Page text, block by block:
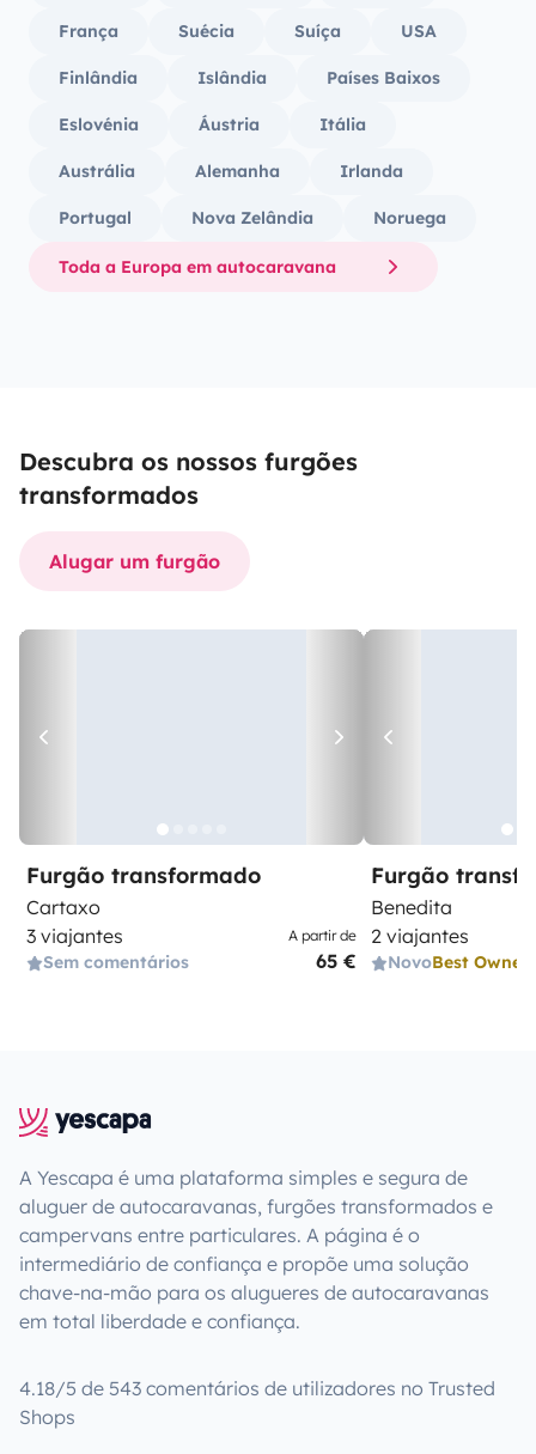
França Suécia Suíça USA
Finlândia Islândia Países Baixos
Eslovénia Áustria Itália
Austrália Alemanha Irlanda
Portugal Nova Zelândia Noruega
Toda a Europa em autocaravana
Descubra os nossos furgões
transformados
Alugar um furgão
Furgão transformado
Cartaxo
3 viajantes
Sem comentários
A partir de
65 €
Furgão
Benedita
2 viajantes
NovoBest Owner
A Yescapa é uma plataforma simples e segura de
aluguer de autocaravanas, furgões transformados e
campervans entre particulares. A página é o
intermediário de confiança e propõe uma solução
chave-na-mão para os alugueres de autocaravanas
em total liberdade e confiança.
4.18/5 de 543 comentários de utilizadores no Trusted
Shops